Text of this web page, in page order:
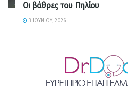
Οι βάθρες του Πηλίου
3 ΙΟΥΝΊΟΥ, 2026